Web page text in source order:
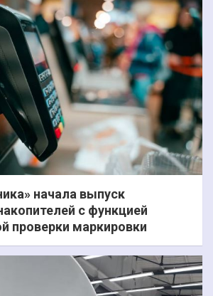
начала выпуск
с функцией
проверки маркировки